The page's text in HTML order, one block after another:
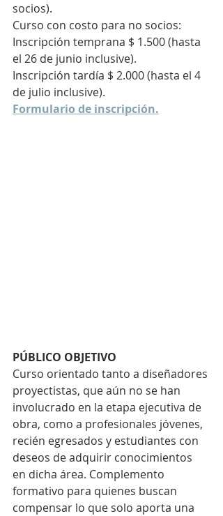
socios).
Curso con costo para no socios:
Inscripción temprana $ 1.500 (hasta
el 26 de junio inclusive).
Inscripción tardía $ 2.000 (hasta el 4
de julio inclusive).
Formulario de inscripción.
PÚBLICO OBJETIVO
Curso orientado tanto a diseñadores
proyectistas, que aún no se han
involucrado en la etapa ejecutiva de
obra, como a profesionales jóvenes,
recién egresados y estudiantes con
deseos de adquirir conocimientos
en dicha área. Complemento
formativo para quienes buscan
compensar lo que solo aporta una